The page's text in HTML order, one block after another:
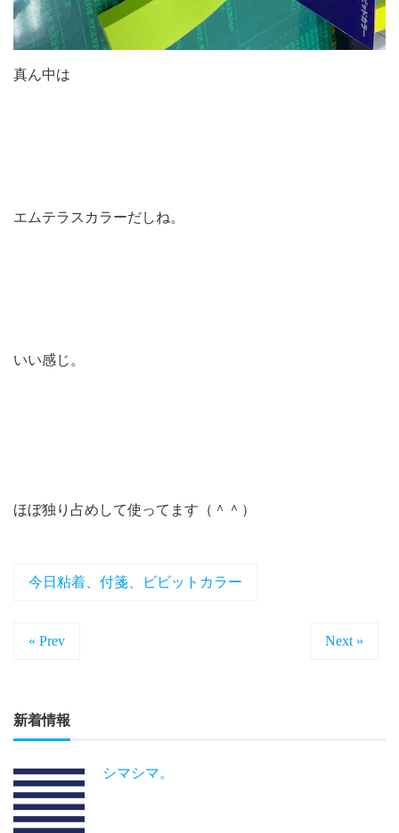
真ん中は
エムテラスカラーだしね。
いい感じ。
ほぼ独り占めして使ってます（＾＾）
今日粘着、付箋、ビビットカラー
« Prev Next »
新着情報
シマシマ。